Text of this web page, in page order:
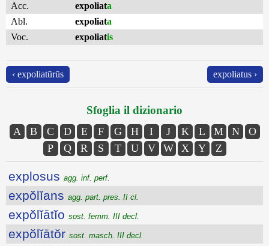
Acc.
expoliata
Abl.
expoliata
Voc.
expoliatis
‹ expoliatūrūs expoliatus ›
Sfoglia il dizionario
A B C D E F G H I J K L M N
O
P
Q R S T U V W X Y Z
explosus agg. inf. perf.
expŏlĭans agg. part. pres. II cl.
expŏlĭātĭo sost. femm. III decl.
expŏlĭātŏr sost. masch. III decl.